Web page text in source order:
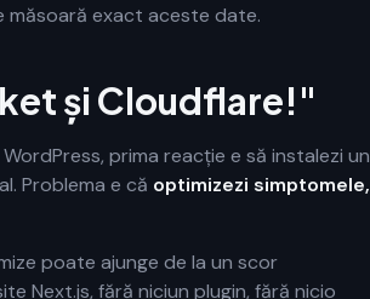
măsoară exact aceste date.
și Cloudflare!"
prima reacție e să instalezi un
Problema e că optimizezi simptomele,
poate ajunge de la un scor
Next.js, fără niciun plugin, fără nicio